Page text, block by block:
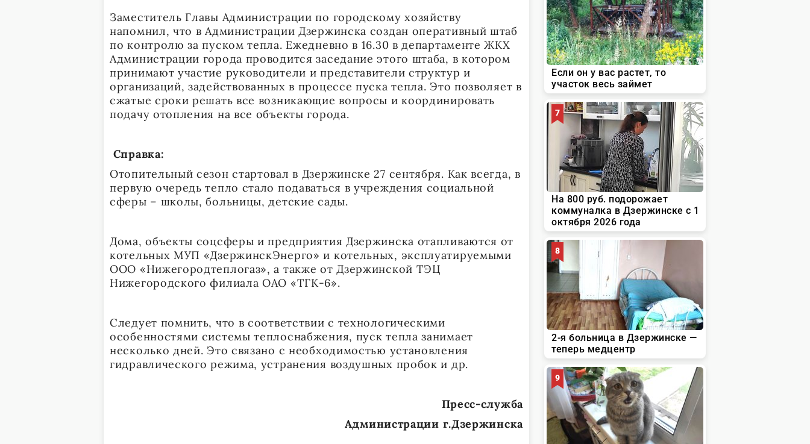
Заместитель Главы Администрации по городскому хозяйству
напомнил, что в Администрации Дзержинска создан оперативный штаб
по контролю за пуском тепла. Ежедневно в 16.30 в департаменте ЖКХ
Администрации города проводится заседание этого штаба, в котором
принимают участие руководители и представители структур и
организаций, задействованных в процессе пуска тепла. Это позволяет в
сжатые сроки решать все возникающие вопросы и координировать
подачу отопления на все объекты города.
Справка:
Отопительный сезон стартовал в Дзержинске 27 сентября. Как всегда, в
первую очередь тепло стало подаваться в учреждения социальной
сферы – школы, больницы, детские сады.
Дома, объекты соцсферы и предприятия Дзержинска отапливаются от
котельных МУП «ДзержинскЭнерго» и котельных, эксплуатируемыми
ООО «Нижегородтеплогаз», а также от Дзержинской ТЭЦ
Нижегородского филиала ОАО «ТГК-6».
Следует помнить, что в соответствии с технологическими
особенностями системы теплоснабжения, пуск тепла занимает
несколько дней. Это связано с необходимостью установления
гидравлического режима, устранения воздушных пробок и др.
Пресс-служба
Администрации г.Дзержинска